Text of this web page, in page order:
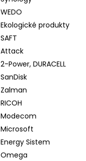
WEDO
Ekologické produkty
SAFT
Attack
2-Power, DURACELL
SanDisk
Zalman
RICOH
Modecom
Microsoft
Energy Sistem
Omega